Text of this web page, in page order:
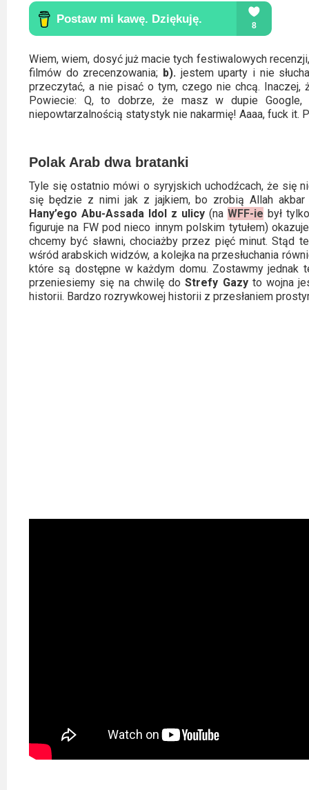
Video
TV
+
Disney+
Max
Netflix
Sky
Showtime
Podsumowania
Wiem, wiem, dosyć już macie tych festiwalowych
filmów do zrecenzowania; b). jestem uparty i nie
przeczytać, a nie pisać o tym, czego nie chcą.
Powiecie: Q, to dobrze, że masz w dupie
niepowtarzalnością statystyk nie nakarmię! Aaaa, fuck it.
Polak Arab dwa bratanki
Tyle się ostatnio mówi o syryjskich uchodźcach, że się
się będzie z nimi jak z jajkiem, bo zrobią Allah akbar
Hany’ego Abu-Assada Idol z ulicy(na WFF-ie był tylko
figuruje na FW pod nieco innym polskim tytułem)
chcemy być sławni, chociażby przez pięć minut. Stąd
wśród arabskich widzów, a kolejka na przesłuchania
które są dostępne w każdym domu. Zostawmy
przeniesiemy się na chwilę doStrefy Gazyto wojna
historii. Bardzo rozrywkowej historii z przesłaniem